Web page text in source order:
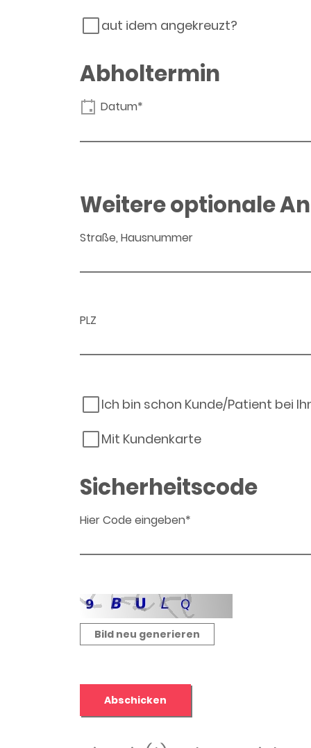
aut idem angekreuzt?
Abholtermin
Datum*
Weitere optionale
Straße, Hausnummer
PLZ
Ich bin schon Kunde/Patient bei
Mit Kundenkarte
Sicherheitscode
Hier Code eingeben*